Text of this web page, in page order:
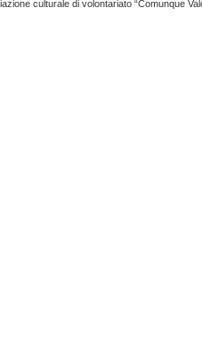
culturale di volontariato “Comunque